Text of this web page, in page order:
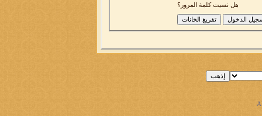
هل نسيت كلمة المرور؟